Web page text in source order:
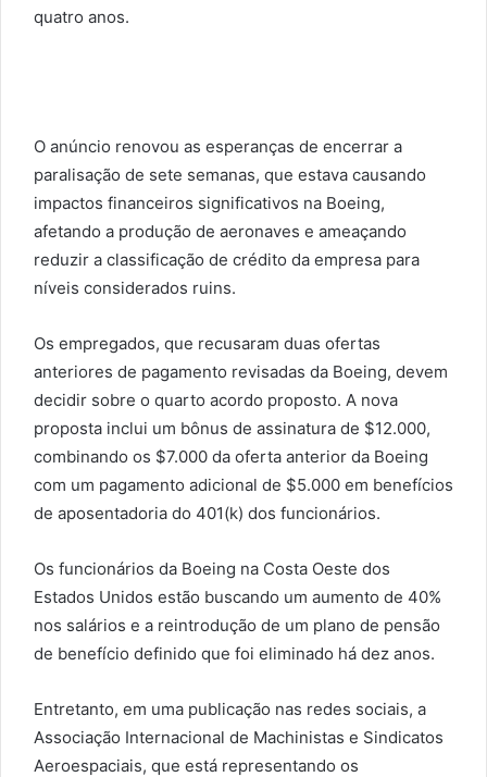
quatro anos.
O anúncio renovou as esperanças de encerrar a
paralisação de sete semanas, que estava causando
impactos financeiros significativos na Boeing,
afetando a produção de aeronaves e ameaçando
reduzir a classificação de crédito da empresa para
níveis considerados ruins.
Os empregados, que recusaram duas ofertas
anteriores de pagamento revisadas da Boeing, devem
decidir sobre o quarto acordo proposto. A nova
proposta inclui um bônus de assinatura de $12.000,
combinando os $7.000 da oferta anterior da Boeing
com um pagamento adicional de $5.000 em benefícios
de aposentadoria do 401(k) dos funcionários.
Os funcionários da Boeing na Costa Oeste dos
Estados Unidos estão buscando um aumento de 40%
nos salários e a reintrodução de um plano de pensão
de benefício definido que foi eliminado há dez anos.
Entretanto, em uma publicação nas redes sociais, a
Associação Internacional de Machinistas e Sindicatos
Aeroespaciais, que está representando os